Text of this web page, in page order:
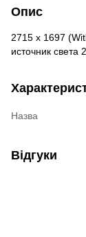
Опис
2715 x 1697
источник света
Назва
Відгуки